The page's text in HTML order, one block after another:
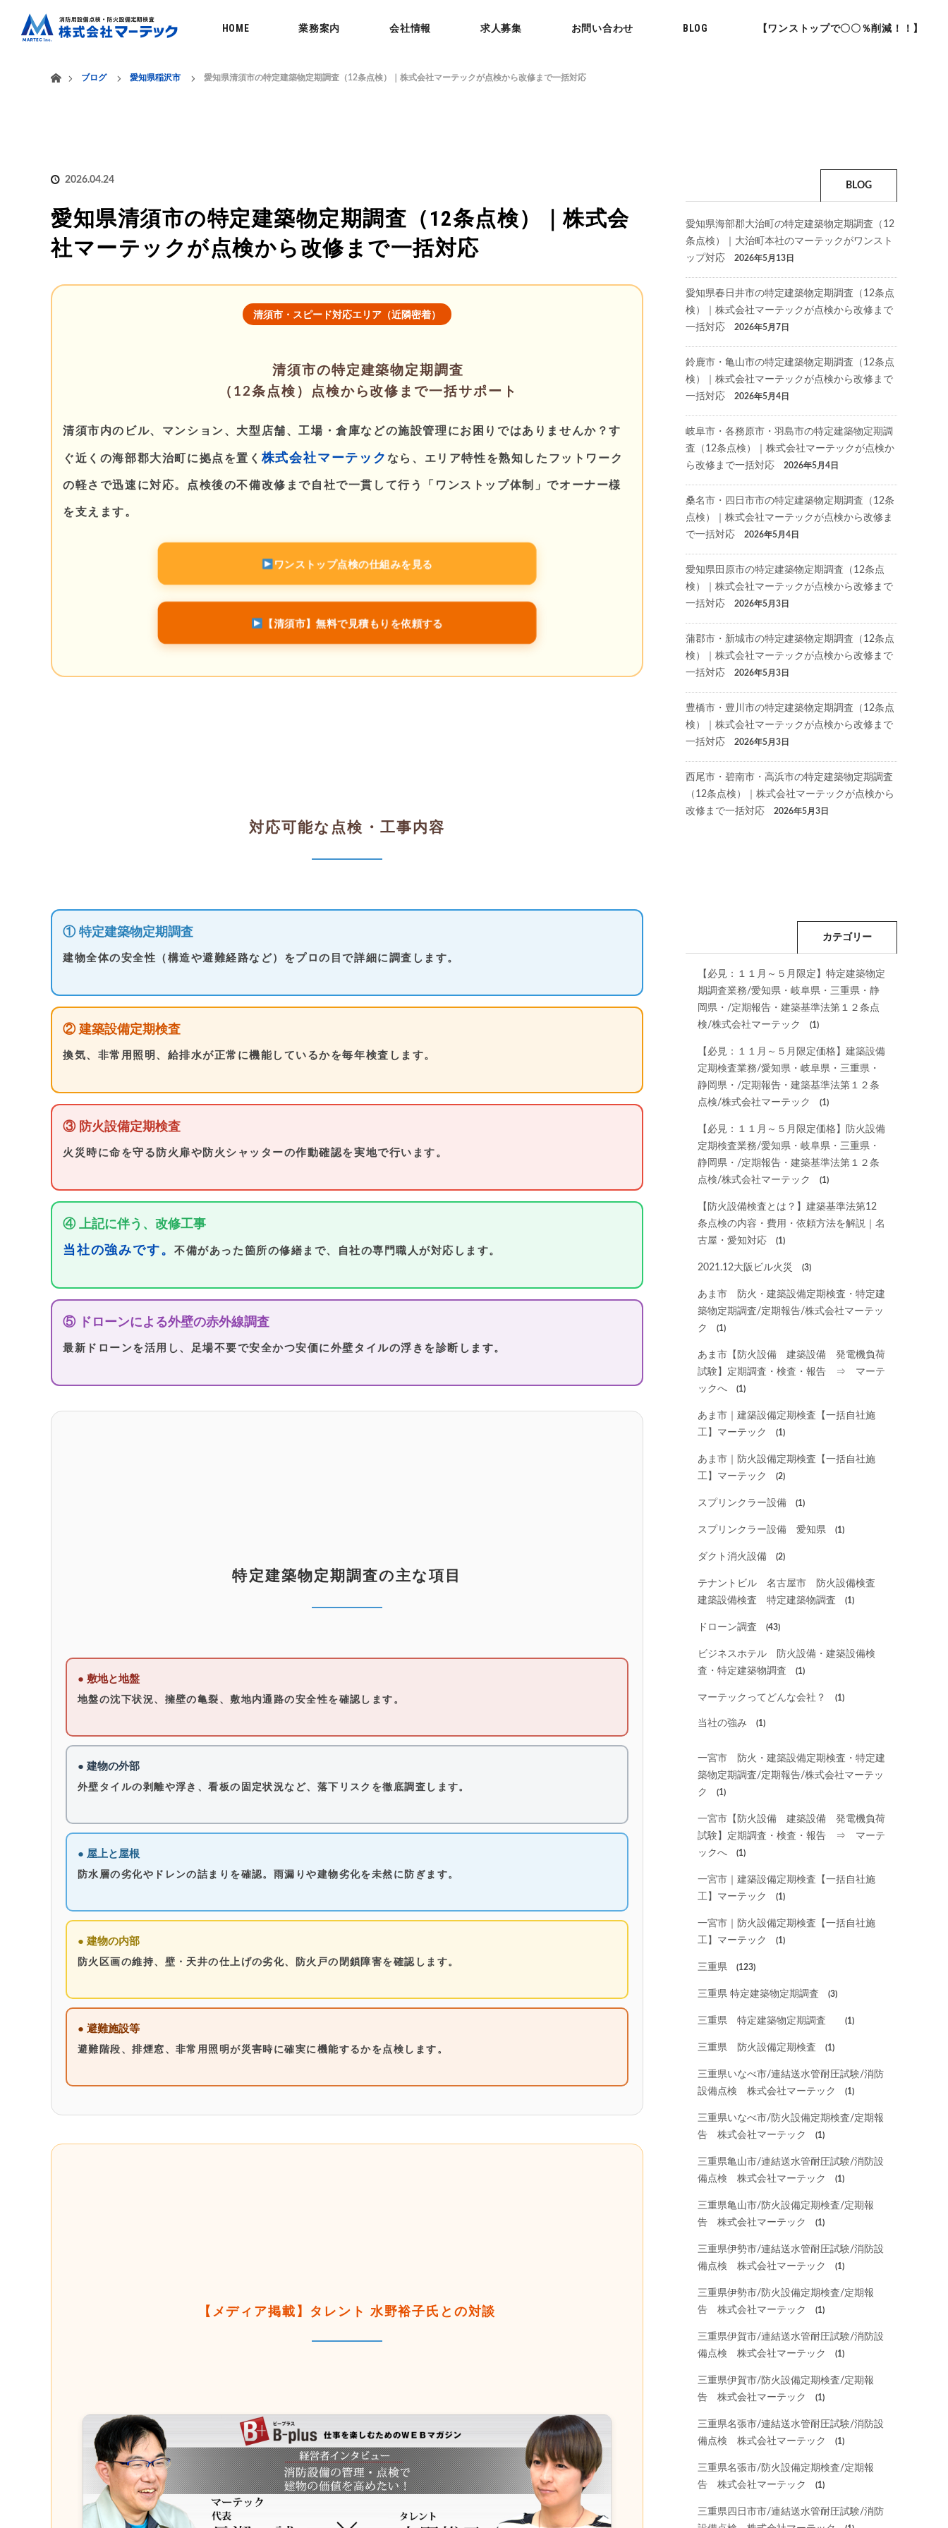
HOME 業務案内 会社情報 求人募集 お問い合わせ BLOG 【ワンストップで〇〇％削減！！】
ブログ
愛知県稲沢市 愛知県清須市の特定建築物定期調査（12条点検）｜株式会社マーテックが点検から改修まで一括対応
2026.04.24
愛知県清須市の特定建築物定期調査（12条点検）｜株式会
社マーテックが点検から改修まで一括対応
清須市・スピード対応エリア（近隣密着）
清須市の特定建築物定期調査
（12条点検）点検から改修まで一括サポート
清須市内のビル、マンション、大型店舗、工場・倉庫などの施設管理にお困りではありませんか？す
ぐ近くの海部郡大治町に拠点を置く株式会社マーテックなら、エリア特性を熟知したフットワーク
の軽さで迅速に対応。点検後の不備改修まで自社で一貫して行う「ワンストップ体制」でオーナー様
を支えます。
ワンストップ点検の仕組みを見る
【清須市】無料で見積もりを依頼する
対応可能な点検・工事内容
① 特定建築物定期調査
建物全体の安全性（構造や避難経路など）をプロの目で詳細に調査します。
② 建築設備定期検査
換気、非常用照明、給排水が正常に機能しているかを毎年検査します。
③ 防火設備定期検査
火災時に命を守る防火扉や防火シャッターの作動確認を実地で行います。
④ 上記に伴う、改修工事
当社の強みです。不備があった箇所の修繕まで、自社の専門職人が対応します。
⑤ ドローンによる外壁の赤外線調査
最新ドローンを活用し、足場不要で安全かつ安価に外壁タイルの浮きを診断します。
特定建築物定期調査の主な項目
● 敷地と地盤
地盤の沈下状況、擁壁の亀裂、敷地内通路の安全性を確認します。
● 建物の外部
外壁タイルの剥離や浮き、看板の固定状況など、落下リスクを徹底調査します。
● 屋上と屋根
防水層の劣化やドレンの詰まりを確認。雨漏りや建物劣化を未然に防ぎます。
● 建物の内部
防火区画の維持、壁・天井の仕上げの劣化、防火戸の閉鎖障害を確認します。
● 避難施設等
避難階段、排煙窓、非常用照明が災害時に確実に機能するかを点検します。
【メディア掲載】タレント 水野裕子氏との対談
BLOG
愛知県海部郡大治町の特定建築物定期調査（12
条点検）｜大治町本社のマーテックがワンスト
ップ対応
2026年5月13日
愛知県春日井市の特定建築物定期調査（12条点
検）｜株式会社マーテックが点検から改修まで
一括対応
2026年5月7日
鈴鹿市・亀山市の特定建築物定期調査（12条点
検）｜株式会社マーテックが点検から改修まで
一括対応
2026年5月4日
岐阜市・各務原市・羽島市の特定建築物定期調
査（12条点検）｜株式会社マーテックが点検か
ら改修まで一括対応
2026年5月4日
桑名市・四日市市の特定建築物定期調査（12条
点検）｜株式会社マーテックが点検から改修ま
で一括対応
2026年5月4日
愛知県田原市の特定建築物定期調査（12条点
検）｜株式会社マーテックが点検から改修まで
一括対応
2026年5月3日
蒲郡市・新城市の特定建築物定期調査（12条点
検）｜株式会社マーテックが点検から改修まで
一括対応
2026年5月3日
豊橋市・豊川市の特定建築物定期調査（12条点
検）｜株式会社マーテックが点検から改修まで
一括対応
2026年5月3日
西尾市・碧南市・高浜市の特定建築物定期調査
（12条点検）｜株式会社マーテックが点検から
改修まで一括対応
2026年5月3日
カテゴリー
【必見：１１月～５月限定】特定建築物定
期調査業務/愛知県・岐阜県・三重県・静
岡県・/定期報告・建築基準法第１２条点
検/株式会社マーテック
(1)
【必見：１１月～５月限定価格】建築設備
定期検査業務/愛知県・岐阜県・三重県・
静岡県・/定期報告・建築基準法第１２条
点検/株式会社マーテック
(1)
【必見：１１月～５月限定価格】防火設備
定期検査業務/愛知県・岐阜県・三重県・
静岡県・/定期報告・建築基準法第１２条
点検/株式会社マーテック
(1)
【防火設備検査とは？】建築基準法第12
条点検の内容・費用・依頼方法を解説｜名
古屋・愛知対応
(1)
2021.12大阪ビル火災 (3)
あま市 防火・建築設備定期検査・特定建
築物定期調査/定期報告/株式会社マーテッ
ク
(1)
あま市【防火設備 建築設備 発電機負荷
試験】定期調査・検査・報告 ⇒ マーテ
ックへ
(1)
あま市｜建築設備定期検査【一括自社施
工】マーテック
(1)
あま市｜防火設備定期検査【一括自社施
工】マーテック
(2)
スプリンクラー設備 (1)
スプリンクラー設備 愛知県 (1)
ダクト消火設備 (2)
テナントビル 名古屋市 防火設備検査
建築設備検査 特定建築物調査
(1)
ドローン調査 (43)
ビジネスホテル 防火設備・建築設備検
査・特定建築物調査
(1)
マーテックってどんな会社？ (1)
当社の強み (1)
一宮市 防火・建築設備定期検査・特定建
築物定期調査/定期報告/株式会社マーテッ
ク
(1)
一宮市【防火設備 建築設備 発電機負荷
試験】定期調査・検査・報告 ⇒ マーテ
ックへ
(1)
一宮市｜建築設備定期検査【一括自社施
工】マーテック
(1)
一宮市｜防火設備定期検査【一括自社施
工】マーテック
(1)
三重県 (123)
三重県 特定建築物定期調査 (3)
三重県 特定建築物定期調査 (1)
三重県 防火設備定期検査 (1)
三重県いなべ市/連結送水管耐圧試験/消防
設備点検 株式会社マーテック
(1)
三重県いなべ市/防火設備定期検査/定期報
告 株式会社マーテック
(1)
三重県亀山市/連結送水管耐圧試験/消防設
備点検 株式会社マーテック
(1)
三重県亀山市/防火設備定期検査/定期報
告 株式会社マーテック
(1)
三重県伊勢市/連結送水管耐圧試験/消防設
備点検 株式会社マーテック
(1)
三重県伊勢市/防火設備定期検査/定期報
告 株式会社マーテック
(1)
三重県伊賀市/連結送水管耐圧試験/消防設
備点検 株式会社マーテック
(1)
三重県伊賀市/防火設備定期検査/定期報
告 株式会社マーテック
(1)
三重県名張市/連結送水管耐圧試験/消防設
備点検 株式会社マーテック
(1)
三重県名張市/防火設備定期検査/定期報
告 株式会社マーテック
(1)
三重県四日市市/連結送水管耐圧試験/消防